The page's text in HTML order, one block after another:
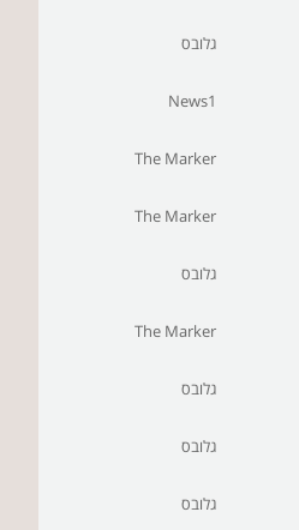
גלובס
News1
The Marker
The Marker
גלובס
The Marker
גלובס
גלובס
גלובס